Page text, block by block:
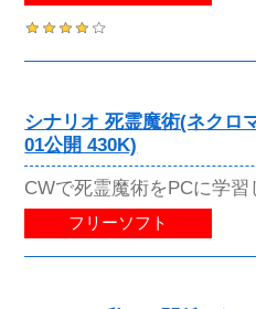
シナリオ 死霊魔術(ネクロ
01公開 430K)
CWで死霊魔術をPCに学習
フリーソフト